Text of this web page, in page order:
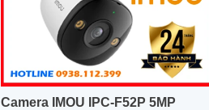
Camera IMOU IPC-F52P 5MP